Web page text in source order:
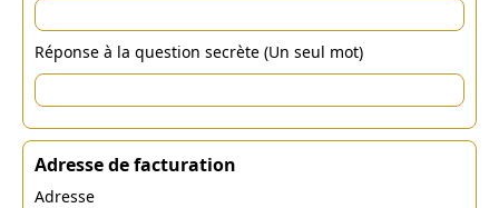
Réponse à la question secrète (Un seul mot)
Adresse de facturation
Adresse